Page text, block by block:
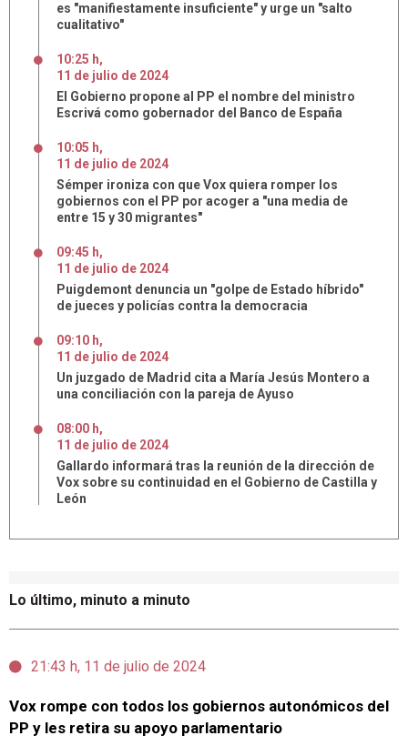
Lo último, minuto a minuto
21:43 h, 11 de julio de 2024
Vox rompe con todos los gobiernos autonómicos del
PP y les retira su apoyo parlamentario
es "manifiestamente insuficiente" y urge un "salto
cualitativo"
10:25 h,
11 de julio de 2024
El Gobierno propone al PP el nombre del ministro
Escrivá como gobernador del Banco de España
10:05 h,
11 de julio de 2024
Sémper ironiza con que Vox quiera romper los
gobiernos con el PP por acoger a "una media de
entre 15 y 30 migrantes"
09:45 h,
11 de julio de 2024
Puigdemont denuncia un "golpe de Estado híbrido"
de jueces y policías contra la democracia
09:10 h,
11 de julio de 2024
Un juzgado de Madrid cita a María Jesús Montero a
una conciliación con la pareja de Ayuso
08:00 h,
11 de julio de 2024
Gallardo informará tras la reunión de la dirección de
Vox sobre su continuidad en el Gobierno de Castilla y
León